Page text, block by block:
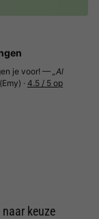
je voor! —„Al
(Emy) · 4.5 / 5 op
keuze